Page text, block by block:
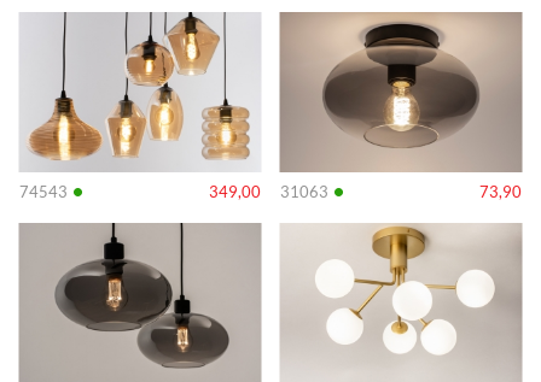
74543 • 349,00
Info
31063 • 73,90
Info
Info Info